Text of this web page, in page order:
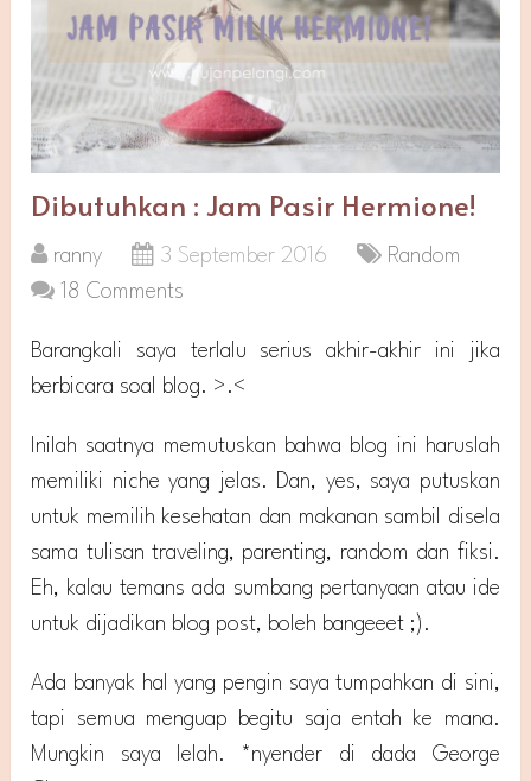
Dibutuhkan : Jam Pasir Hermione!
ranny 3 September 2016
Random
18 Comments
Barangkali saya terlalu serius akhir-akhir ini jika
berbicara soal blog. >.<
Inilah saatnya memutuskan bahwa blog ini haruslah
memiliki niche yang jelas. Dan, yes, saya putuskan
untuk memilih kesehatan dan makanan sambil disela
sama tulisan traveling, parenting, random dan fiksi.
Eh, kalau temans ada sumbang pertanyaan atau ide
untuk dijadikan blog post, boleh bangeeet ;).
Ada banyak hal yang pengin saya tumpahkan di sini,
tapi semua menguap begitu saja entah ke mana.
Mungkin saya lelah. *nyender di dada George